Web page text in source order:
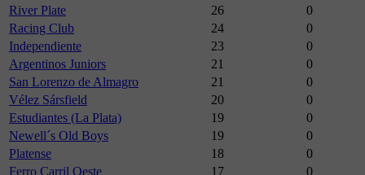
River Plate
26
0
Racing Club
24
0
Independiente
23
0
Argentinos Juniors
21
0
San Lorenzo de Almagro
21
0
Vélez Sársfield
20
0
Estudiantes (La Plata)
19
0
Newell´s Old Boys
19
0
Platense
18
0
Ferro Carril Oeste
17
0